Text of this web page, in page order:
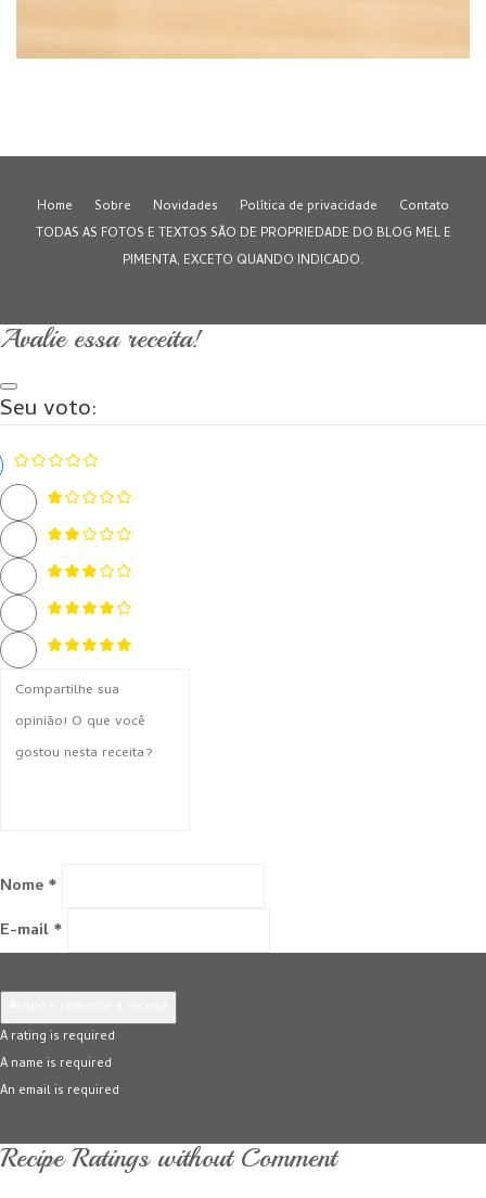
Home Sobre Novidades Política de privacidade
Contato
TODAS AS FOTOS E TEXTOS SÃO DE PROPRIEDADE DO BLOG MEL E
PIMENTA, EXCETO QUANDO INDICADO.
Avalie essa receita!
Seu voto:
Nome *
E-mail *
A rating is required
A name is required
An email is required
Recipe Ratings without Comment